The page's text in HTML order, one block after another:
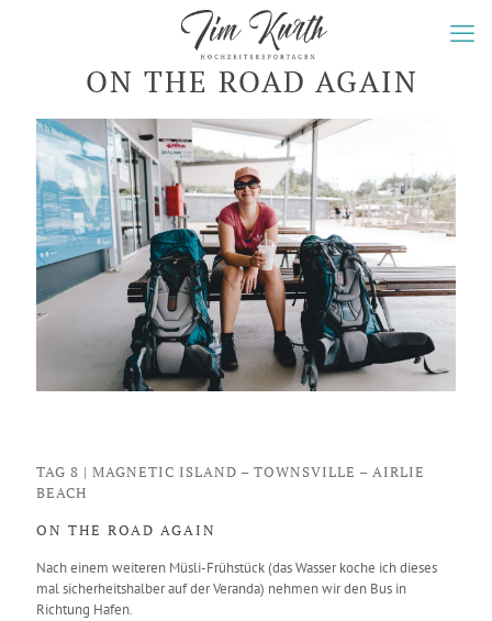
ON THE ROAD AGAIN
TAG 8 | MAGNETIC ISLAND – TOWNSVILLE – AIRLIE
BEACH
ON THE ROAD AGAIN
Nach einem weiteren Müsli-Frühstück (das Wasser koche ich dieses
mal sicherheitshalber auf der Veranda) nehmen wir den Bus in
Richtung Hafen.